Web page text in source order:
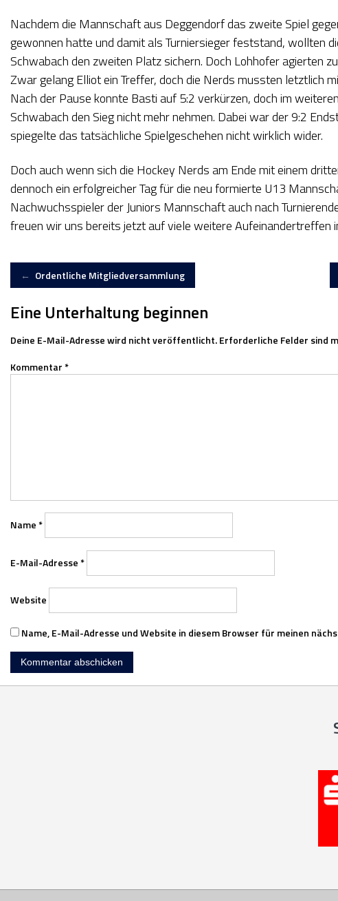
Nachdem die Mannschaft aus Deggendorf das zweite Spiel
gewonnen hatte und damit als Turniersieger feststand, wollten
Schwabach den zweiten Platz sichern. Doch Lohhofer agierten
Zwar gelang Elliot ein Treffer, doch die Nerds mussten letztlich
Nach der Pause konnte Basti auf 5:2 verkürzen, doch im
Schwabach den Sieg nicht mehr nehmen. Dabei war der 9:2
spiegelte das tatsächliche Spielgeschehen nicht wirklich wider.
Doch auch wenn sich die Hockey Nerds am Ende mit einem
dennoch ein erfolgreicher Tag für die neu formierte U13
Nachwuchsspieler der Juniors Mannschaft auch nach
freuen wir uns bereits jetzt auf viele weitere Aufeinandertreffen
Artikel-
Navigation
← Ordentliche Mitgliedversammlung
Eine Unterhaltung beginnen
Deine E-Mail-Adresse wird nicht veröffentlicht.Erforderliche Felder sind
Kommentar*
Name*
E-Mail-Adresse*
Website
Name, E-Mail-Adresse und Website in diesem Browser für meinen